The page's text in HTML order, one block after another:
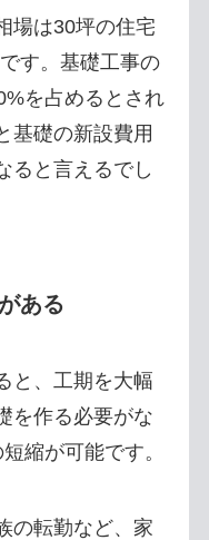
場は30坪の住宅
す。基礎工事の
を占めるとされ
基礎の新設費用
ると言えるでし
ある
と、工期を大幅
を作る必要がな
縮が可能です。
の転勤など、家